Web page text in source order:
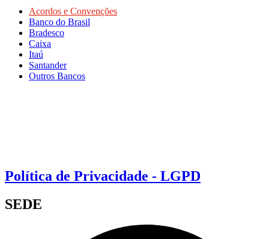
Acordos e Convenções
Banco do Brasil
Bradesco
Caixa
Itaú
Santander
Outros Bancos
Política de Privacidade - LGPD
SEDE